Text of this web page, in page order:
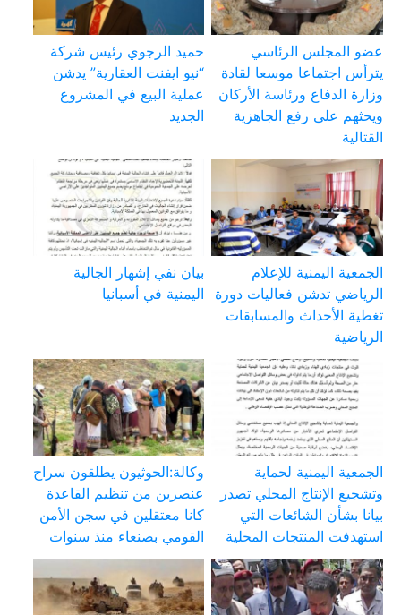
عضو المجلس الرئاسي
يترأس اجتماعا موسعا لقادة
وزارة الدفاع ورئاسة الأركان
ويحثهم على رفع الجاهزية
القتالية
حميد الرجوي رئيس شركة
“نيو ايفنت العقارية” يدشن
عملية البيع في المشروع
الجديد
الجمعية اليمنية للإعلام
الرياضي تدشن فعاليات دورة
تغطية الأحداث والمسابقات
الرياضية
بيان نفي إشهار الجالية
اليمنية في أسبانيا
الجمعية اليمنية لحماية
وتشجيع الإنتاج المحلي تصدر
بيانا بشأن الشائعات التي
استهدفت المنتجات المحلية
وكالة:الحوثيون يطلقون سراح
عنصرين من تنظيم القاعدة
كانا معتقلين في سجن الأمن
القومي بصنعاء منذ سنوات